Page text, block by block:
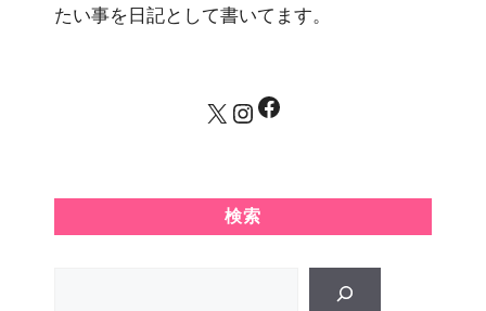
たい事を日記として書いてます。
X Instagram
Facebook
検索